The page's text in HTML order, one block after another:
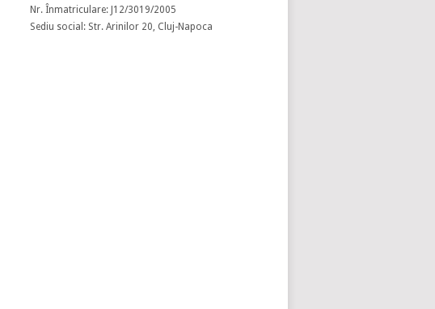
Nr. Înmatriculare: J12/3019/2005
Sediu social: Str. Arinilor 20, Cluj-Napoca